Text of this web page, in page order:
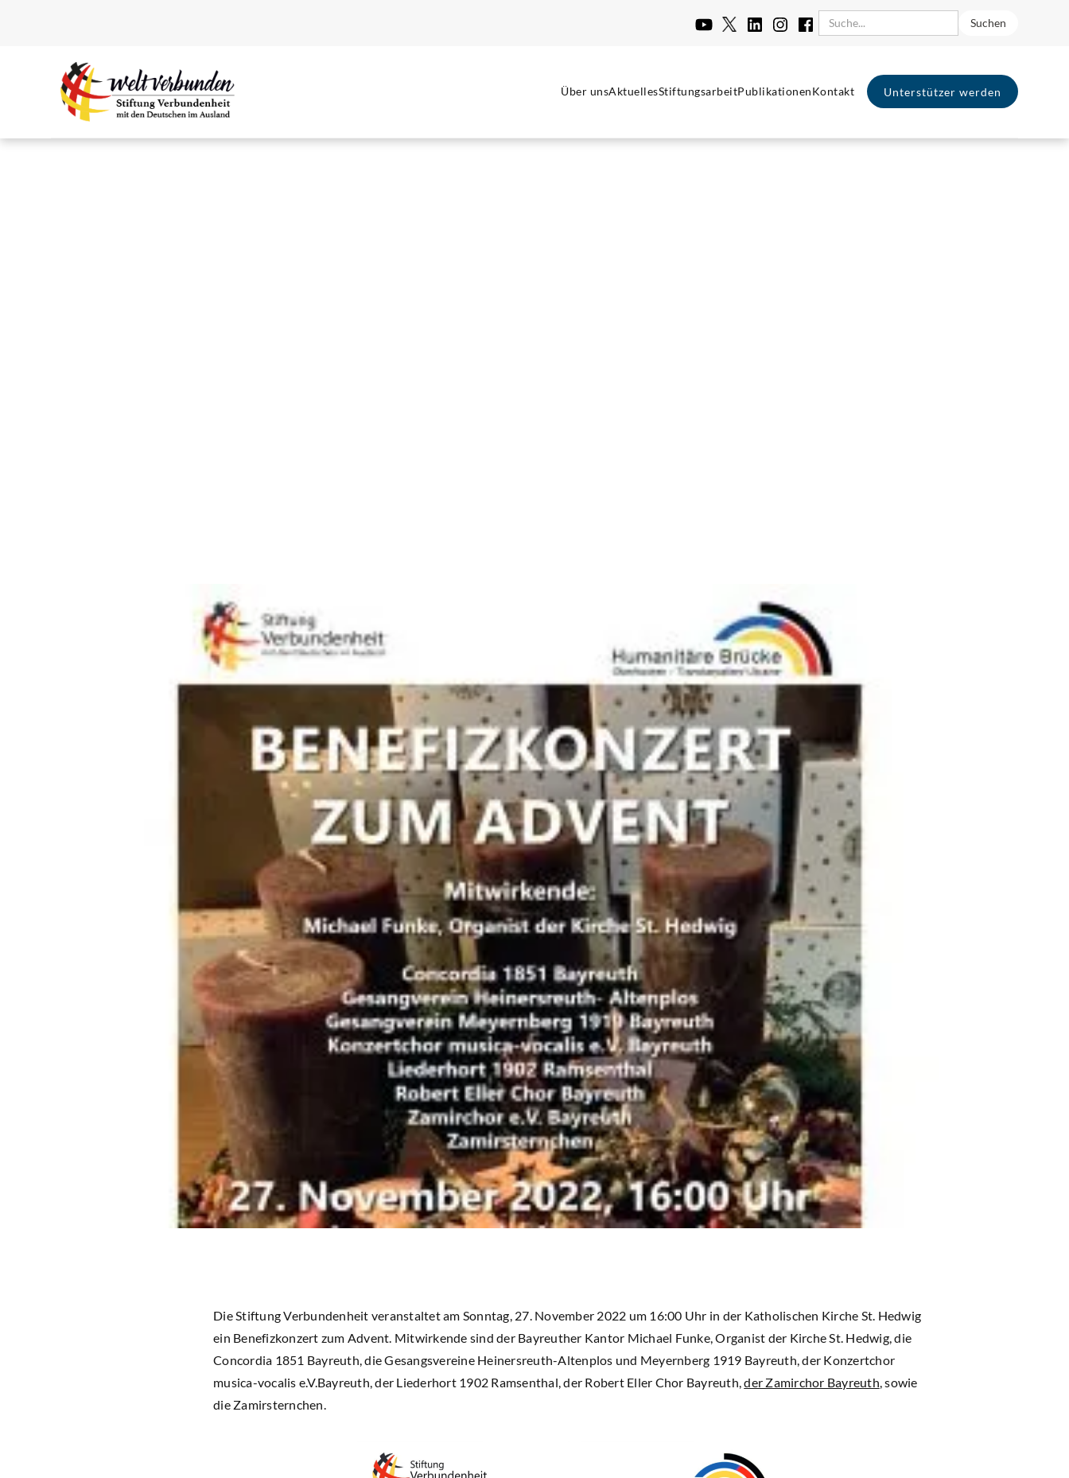
Über unsAktuellesStiftungsarbeitPublikationenKontakt Unterstützer werden
Die Stiftung Verbundenheit veranstaltet am Sonntag, 27. November 2022 um 16:00 Uhr in der Katholischen Kirche St. Hedwig
ein Benefizkonzert zum Advent. Mitwirkende sind der Bayreuther Kantor Michael Funke, Organist der Kirche St. Hedwig, die
Concordia 1851 Bayreuth, die Gesangsvereine Heinersreuth-Altenplos und Meyernberg 1919 Bayreuth, der Konzertchor
musica-vocalis e.V.Bayreuth, der Liederhort 1902 Ramsenthal, der Robert Eller Chor Bayreuth,der Zamirchor Bayreuth, sowie
die Zamirsternchen.